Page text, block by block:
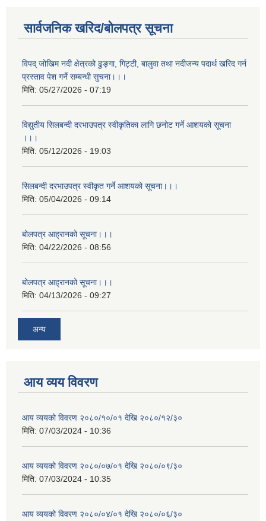
सार्वजनिक खरिद/बोलपत्र सूचना
विपद् जोखिम नदी क्षेत्रको ढुङ्गा, गिट्टी, बालुवा तथा नदीजन्य पदार्थ खरिद गर्न
प्रस्ताव पेश गर्ने सम्बन्धी सुचना।।।
मिति: 05/27/2026 - 07:19
विद्युतीय सिलबन्दी दरभाउपत्र स्वीकृतिका लागि छनोट गर्ने आशयको सूचना
।।।
मिति: 05/12/2026 - 19:03
सिलबन्दी दरभाउपत्र स्वीकृत गर्ने आशयको सूचना।।।
मिति: 05/04/2026 - 09:14
बोलपत्र आह्रानको सूचना।।।
मिति: 04/22/2026 - 08:56
बोलपत्र आह्रानको सूचना।।।
मिति: 04/13/2026 - 09:27
अन्य
आय व्यय विवरण
आय व्ययको विवरण २०८०/१०/०१ देखि २०८०/१२/३०
मिति: 07/03/2024 - 10:36
आय व्ययको विवरण २०८०/०७/०१ देखि २०८०/०९/३०
मिति: 07/03/2024 - 10:35
आय व्ययको विवरण २०८०/०४/०१ देखि २०८०/०६/३०